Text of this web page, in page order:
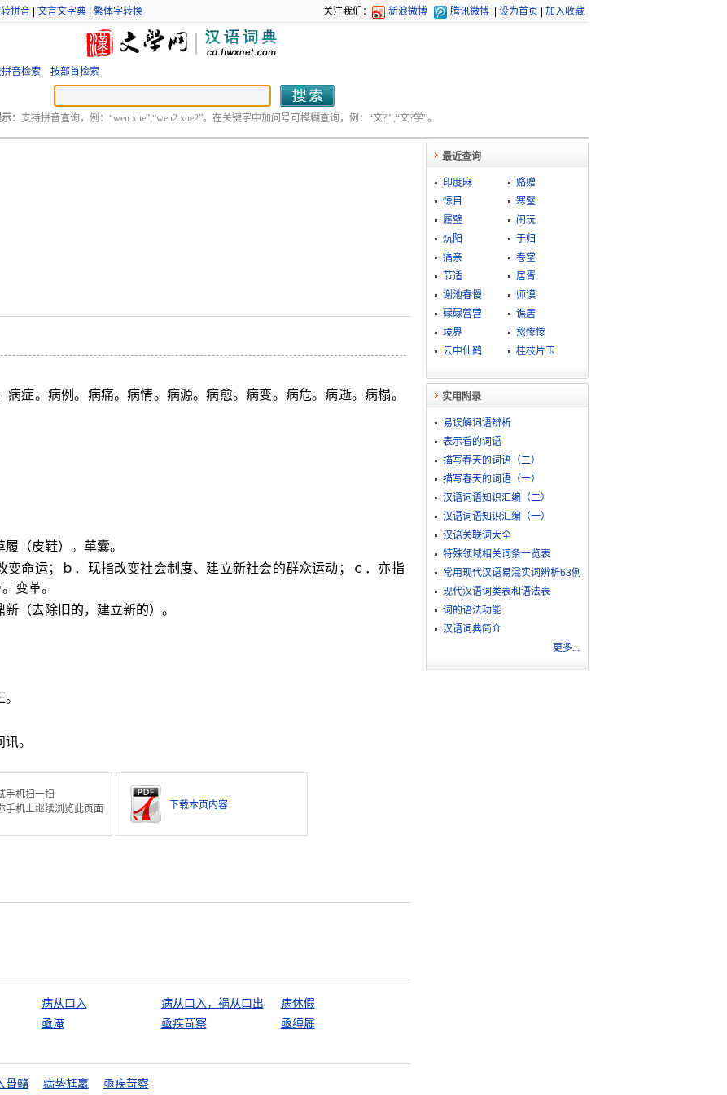
拼音| 文言文字典| 繁体字转换 关注我们： 新浪微博 腾讯微博 设为首页 加入收藏
音检索 按部首检索
： 支持拼音查询，例：“wen xue”;“wen2 xue2”。在关键字中加问号可模糊查询，例：“文?” ;“文?学”。
症。病例。病痛。病情。病源。病愈。病变。病危。病逝。病榻。
（皮鞋）。革囊。
命运；ｂ．现指改变社会制度、建立新社会的群众运动；ｃ．亦指
变革。
（去除旧的，建立新的）。
。
手机扫一扫
手机上继续浏览此页面
下载本页内容
病从口入 病从口入，祸从口出
病休假
亟淹 亟疾苛察 亟缚屣
骨髓 病势尪羸 亟疾苛察
最近查询
印度麻
赂赠
惊目
寒璧
履璧
闹玩
炕阳
于归
痛亲
卷堂
节适
居胥
谢池春慢
师谟
碌碌营营
谯居
境界
愁惨惨
云中仙鹤
桂枝片玉
实用附录
易误解词语辨析
表示看的词语
描写春天的词语（二）
描写春天的词语（一）
汉语词语知识汇编（二）
汉语词语知识汇编（一）
汉语关联词大全
特殊领域相关词条一览表
常用现代汉语易混实词辨析63例
现代汉语词类表和语法表
词的语法功能
汉语词典简介
更多...